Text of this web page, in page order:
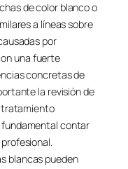
de color blanco o
a líneas sobre
por
una fuerte
concretas de
la revisión de
tratamiento
contar
blancas pueden